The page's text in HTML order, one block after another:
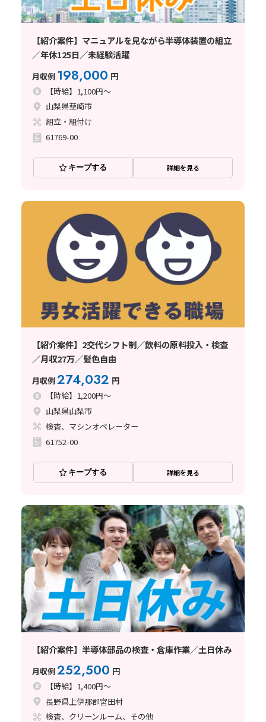
【紹介案件】マニュアルを見ながら半導体装置の組立
／年休125日／未経験活躍
月収例 198,000 円
【時給】1,100円～
山梨県韮崎市
組立・組付け
61769-00
キープする 詳細を見る
【紹介案件】2交代シフト制／飲料の原料投入・検査
／月収27万／髪色自由
月収例274,032 円
【時給】1,200円～
山梨県山梨市
検査、マシンオペレーター
61752-00
キープする 詳細を見る
【紹介案件】半導体部品の検査・倉庫作業／土日休み
月収例252,500 円
【時給】1,400円～
長野県上伊那郡宮田村
検査、クリーンルーム、その他